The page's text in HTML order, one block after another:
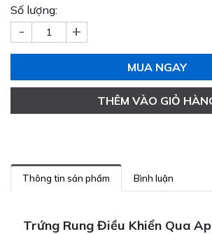
Số lượng:
- +
MUA NGAY
THÊM VÀO GIỎ
Thông tin sản phẩm Bình luận
Trứng Rung Điều Khiển Qua